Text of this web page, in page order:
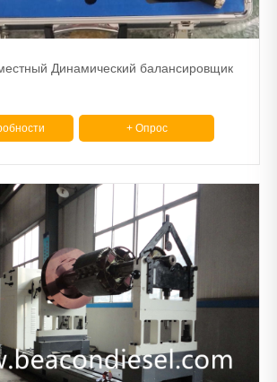
Динамический балансировщик
+ Опрос